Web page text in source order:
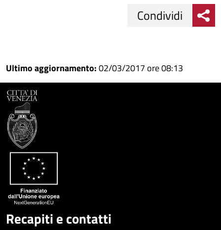
su
Facebook
Condividi
su
Condividi
Condividi
Ultimo aggiornamento:02/03/2017 ore 08:13
Recapiti e contatti